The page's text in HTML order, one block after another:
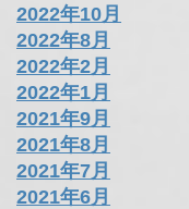
2022年10月
2022年8月
2022年2月
2022年1月
2021年9月
2021年8月
2021年7月
2021年6月